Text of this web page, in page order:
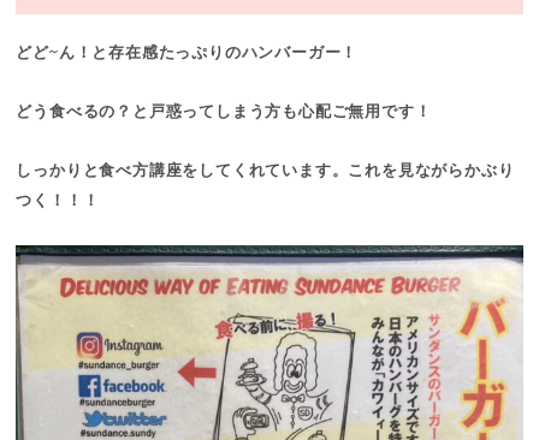
どど~ん！と存在感たっぷりのハンバーガー！
どう食べるの？と戸惑ってしまう方も心配ご無用です！
しっかりと食べ方講座をしてくれています。これを見ながらかぶり
つく！！！